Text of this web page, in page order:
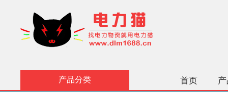
产品分类 首页